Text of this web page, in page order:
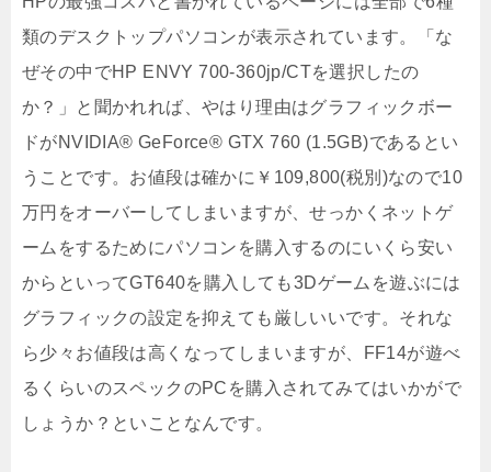
類のデスクトップパソコンが表示されています。「な
ぜその中でHP ENVY 700-360jp/CTを選択したの
か？」と聞かれれば、やはり理由はグラフィックボー
ドがNVIDIA® GeForce® GTX 760 (1.5GB)であるとい
うことです。お値段は確かに￥109,800(税別)なので10
万円をオーバーしてしまいますが、せっかくネットゲ
ームをするためにパソコンを購入するのにいくら安い
からといってGT640を購入しても3Dゲームを遊ぶには
グラフィックの設定を抑えても厳しいいです。それな
ら少々お値段は高くなってしまいますが、FF14が遊べ
るくらいのスペックのPCを購入されてみてはいかがで
しょうか？といことなんです。